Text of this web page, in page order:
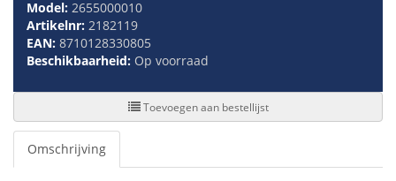
Model: 2655000010
Artikelnr: 2182119
EAN: 8710128330805
Beschikbaarheid: Op voorraad
Toevoegen aan bestellijst
Omschrijving